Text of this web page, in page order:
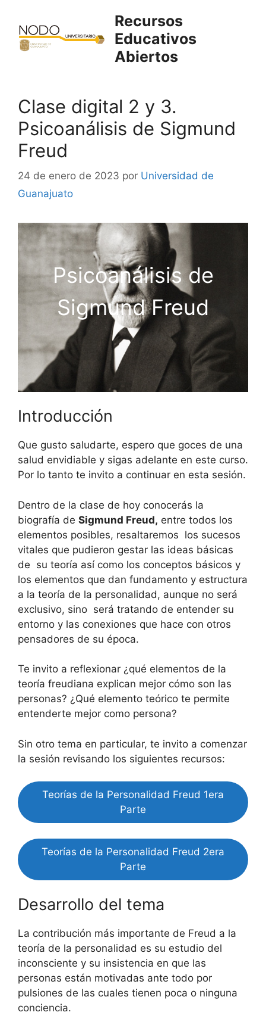
contenido
Recursos
Educativos
Abiertos
Clase digital 2 y 3.
Psicoanálisis de Sigmund
Freud
24 de enero de 2023 por Universidad de
Guanajuato
Psicoanálisis de
Sigmund Freud
Introducción
Que gusto saludarte, espero que goces de una
salud envidiable y sigas adelante en este curso.
Por lo tanto te invito a continuar en esta sesión.
Dentro de la clase de hoy conocerás la
biografía de Sigmund Freud, entre todos los
elementos posibles, resaltaremos los sucesos
vitales que pudieron gestar las ideas básicas
de su teoría así como los conceptos básicos y
los elementos que dan fundamento y estructura
a la teoría de la personalidad, aunque no será
exclusivo, sino será tratando de entender su
entorno y las conexiones que hace con otros
pensadores de su época.
Te invito a reflexionar ¿qué elementos de la
teoría freudiana explican mejor cómo son las
personas? ¿Qué elemento teórico te permite
entenderte mejor como persona?
Sin otro tema en particular, te invito a comenzar
la sesión revisando los siguientes recursos:
Teorías de la Personalidad Freud 1era
Parte
Teorías de la Personalidad Freud 2era
Parte
Desarrollo del tema
La contribución más importante de Freud a la
teoría de la personalidad es su estudio del
inconsciente y su insistencia en que las
personas están motivadas ante todo por
pulsiones de las cuales tienen poca o ninguna
conciencia.